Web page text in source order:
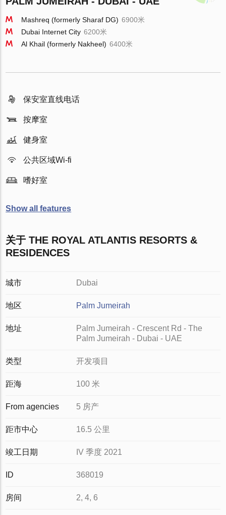
Mashreq (formerly Sharaf DG) 6900米
Dubai Internet City 6200米
Al Khail (formerly Nakheel) 6400米
保安室直线电话
按摩室
健身室
公共区域Wi-fi
嗜好室
Show all features
关于 THE ROYAL ATLANTIS RESORTS &
RESIDENCES
城市 Dubai
地区 Palm Jumeirah
地址
Palm Jumeirah - Crescent Rd - The
Palm Jumeirah - Dubai - UAE
类型 开发项目
距海 100 米
From agencies 5 房产
距市中心 16.5 公里
竣工日期 IV 季度 2021
ID 368019
房间 2, 4, 6